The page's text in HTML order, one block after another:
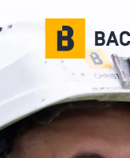
Gå til hovedinnhold